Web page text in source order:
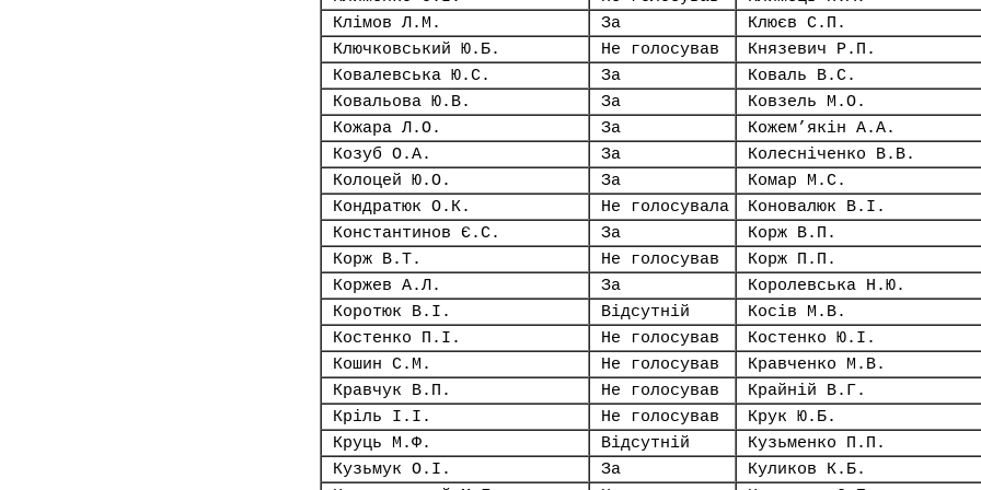
Клімов Л.М.
За
Клюєв С.П.
Ключковський Ю.Б.
Не голосував
Князевич Р.П.
Ковалевська Ю.С.
За
Коваль В.С.
Ковальова Ю.В.
За
Ковзель М.О.
Кожара Л.О.
За
Кожем’якін А.А.
Козуб О.А.
За
Колесніченко В.В.
Колоцей Ю.О.
За
Комар М.С.
Кондратюк О.К.
Не голосувала
Коновалюк В.І.
Константинов Є.С.
За
Корж В.П.
Корж В.Т.
Не голосував
Корж П.П.
Коржев А.Л.
За
Королевська Н.Ю.
Коротюк В.І.
Відсутній
Косів М.В.
Костенко П.І.
Не голосував
Костенко Ю.І.
Кошин С.М.
Не голосував
Кравченко М.В.
Кравчук В.П.
Не голосував
Крайній В.Г.
Кріль І.І.
Не голосував
Крук Ю.Б.
Круць М.Ф.
Відсутній
Кузьменко П.П.
Кузьмук О.І.
За
Куликов К.Б.